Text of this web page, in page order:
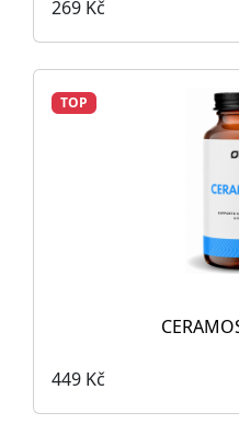
269 Kč
TOP
449 Kč